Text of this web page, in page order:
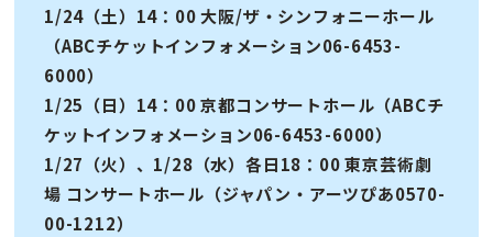
1/24（土）14：00 大阪/ザ・シンフォニーホール
（ABCチケットインフォメーション06-6453-
6000）
1/25（日）14：00 京都コンサートホール（ABCチ
ケットインフォメーション06-6453-6000）
1/27（火）、1/28（水）各日18：00 東京芸術劇
場 コンサートホール（ジャパン・アーツぴあ0570-
00-1212）